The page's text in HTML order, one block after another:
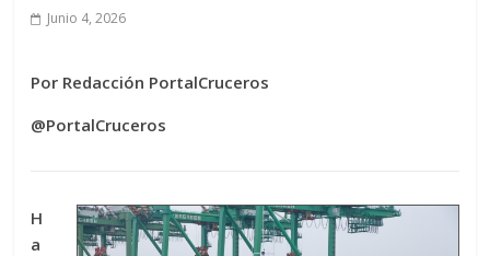
Junio 4, 2026
Por Redacción PortalCruceros
@PortalCruceros
H
a